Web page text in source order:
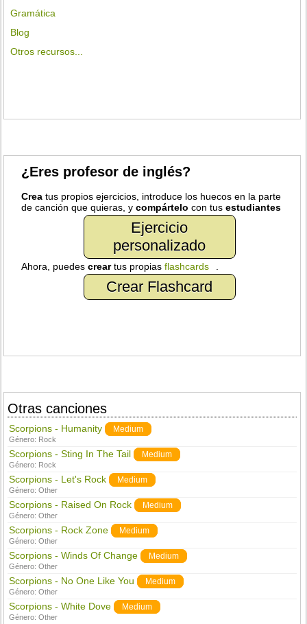
Gramática
Blog
Otros recursos...
¿Eres profesor de inglés?
Crea tus propios ejercicios, introduce los huecos en la parte
de canción que quieras, ycompártelo con tusestudiantes
Ejercicio
personalizado
Ahora, puedescreartus propiasflashcards
Crear Flashcard
Otras canciones
Scorpions - Humanity Medium
Género: Rock
Scorpions - Sting In The Tail Medium
Género: Rock
Scorpions - Let's Rock Medium
Género:Other
Scorpions - Raised On Rock Medium
Género:Other
Scorpions - Rock Zone Medium
Género:Other
Scorpions - Winds Of Change Medium
Género:Other
Scorpions - No One Like You Medium
Género:Other
Scorpions - White Dove Medium
Género:Other